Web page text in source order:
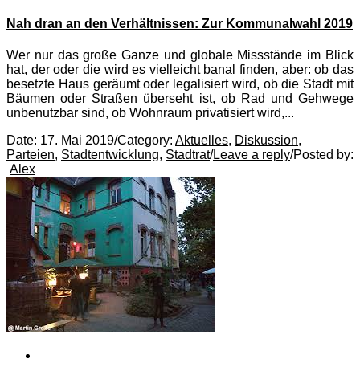
Nah dran an den Verhältnissen: Zur Kommunalwahl 2019
Wer nur das große Ganze und globale Missstände im Blick
hat, der oder die wird es vielleicht banal finden, aber: ob das
besetzte Haus geräumt oder legalisiert wird, ob die Stadt mit
Bäumen oder Straßen überseht ist, ob Rad und Gehwege
unbenutzbar sind, ob Wohnraum privatisiert wird,...
Date: 17. Mai 2019/Category: Aktuelles, Diskussion,
Parteien, Stadtentwicklung, Stadtrat/Leave a reply/Posted by:
Alex